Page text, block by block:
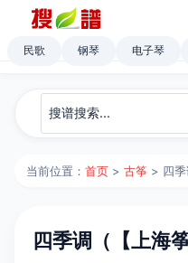
民歌 钢琴 电子琴
当前位置：首页 >古筝 > 四
四季调（【上海